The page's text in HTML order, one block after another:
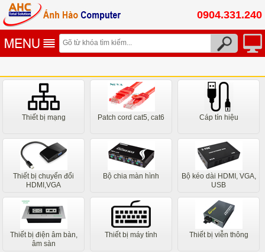
0904.331.240
Thiết bị mạng Patch cord cat5, cat6 Cáp tín hiệu
Thiết bị chuyển đổi
HDMI,VGA
Bộ chia màn hình
Bộ kéo dài HDMI, VGA,
USB
Thiết bị điện âm bàn,
âm sàn
Thiết bị máy tính Thiết bị viễn thông